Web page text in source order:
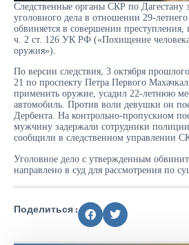
Следственные органы СКР по Дагестану
уголовного дела в отношении 29-
обвиняется в совершении преступления,
ч. 2 ст. 126 УК РФ («Похищение
оружия»).
По версии следствия, 3 октября
21 по проспекту Петра Первого
применить оружие, усадил 22-летнюю
автомобиль. Против воли девушки он
Дербента. На контрольно-пропускном
мужчину задержали сотрудники
сообщили в следственном управлении
Уголовное дело с утвержденным
направлено в суд для рассмотрения по
Поделиться :